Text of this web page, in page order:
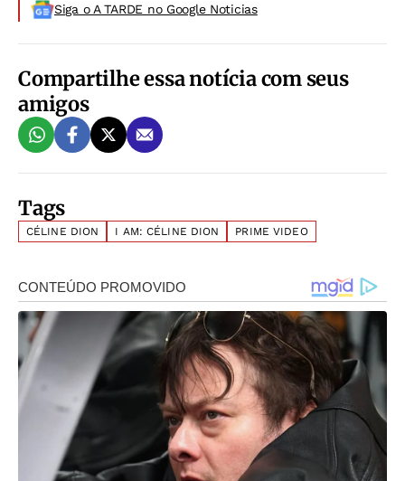
Siga o A TARDE no Google Noticias
Compartilhe essa notícia com seus
amigos
Tags
CÉLINE DION I AM: CÉLINE DION PRIME VIDEO